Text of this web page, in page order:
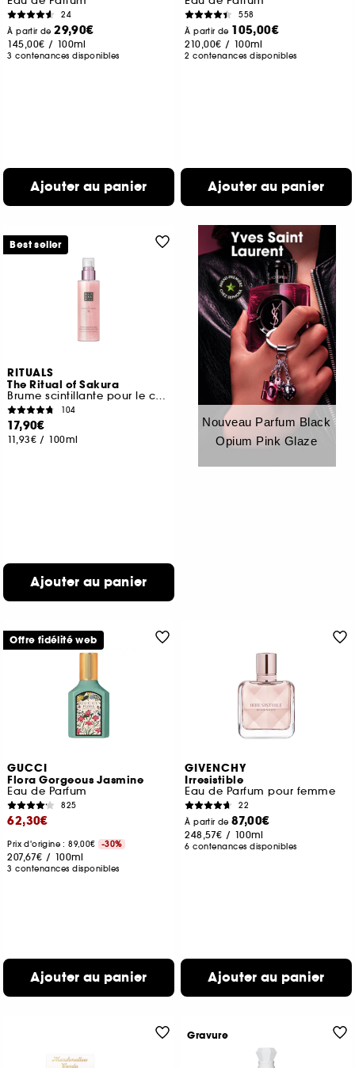
24
À partir de29,90€
145,00€ / 100ml
3 contenances disponibles
Ajouter au panier
558
À partir de 105,00€
210,00€ / 100ml
2 contenances disponibles
Ajouter au panier
RITUALS
The Ritual of Sakura
Brume scintillante pour le corps
104
17,90€
11,93€ / 100ml
Ajouter au panier
Best seller
Nouveau Parfum Black
Opium Pink Glaze
GUCCI
Flora Gorgeous Jasmine
Eau de Parfum
825
62,30€
Prix d'origine : 89,00€ -30%
207,67€ / 100ml
3 contenances disponibles
Ajouter au panier
Offre fidélité web
GIVENCHY
Irresistible
Eau de Parfum pour femme
22
À partir de87,00€
248,57€ / 100ml
6 contenances disponibles
Ajouter au panier
Gravure